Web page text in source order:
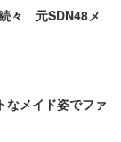
々 元SDN48メ
なメイド姿でファ